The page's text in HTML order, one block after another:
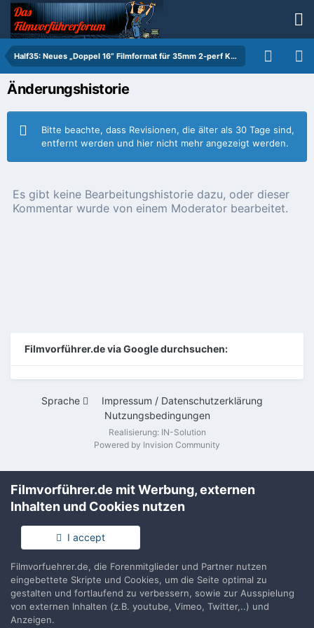
Half35: Neues „Doppel 16“ Filmformat für 35mm 2-perf Kamera
Änderungshistorie
Bitte beachte, dass Revisionen, die älter als 30 Tage sind,
entfernt werden und hier nicht mehr angezeigt werden.
Es gibt keine Bearbeitungshistorie dazu, oder dieser
Kommentar wurde von einem Moderator bearbeitet.
Filmvorführer.de via Google durchsuchen:
Sprache
Impressum / Datenschutzerklärung
Nutzungsbedingungen
Realisierung: IN-Solution
Powered by Invision Community
Filmvorführer.de mit Werbung, externen
Inhalten und Cookies nutzen
I accept
Filmvorfuehrer.de, die Forenmitglieder und Partner nutzen
eingebettete Skripte und Cookies, um die Seite optimal zu
gestalten und fortlaufend zu verbessern, sowie zur Ausspielung
von externen Inhalten (z.B. youtube, Vimeo, Twitter,..) und
Anzeigen.